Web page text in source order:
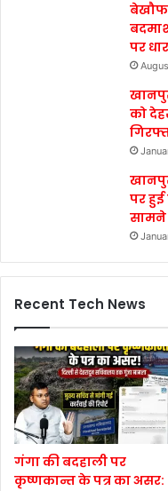
बेखौफ
पर
को
पर
सामने
Recent Tech News
गंगा की बदहाली पर
कृष्णकान्त के पत्र का असर: